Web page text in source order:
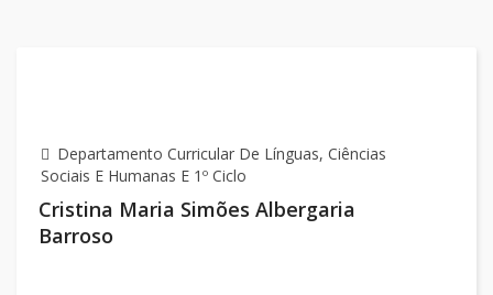
Departamento Curricular De Línguas, Ciências
Sociais E Humanas E 1º Ciclo
Cristina Maria Simões Albergaria
Barroso